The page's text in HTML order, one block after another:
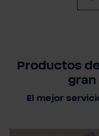
Productos
El mejor